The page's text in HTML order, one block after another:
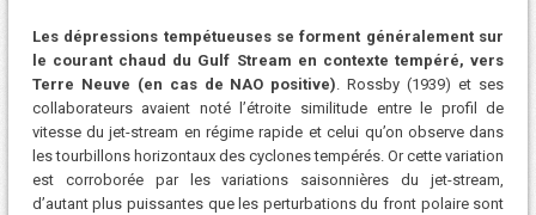
Les dépressions tempétueuses se forment généralement sur
le courant chaud du Gulf Stream en contexte tempéré, vers
Terre Neuve (en cas de NAO positive). Rossby (1939) et ses
collaborateurs avaient noté l’étroite similitude entre le profil de
vitesse du jet-stream en régime rapide et celui qu’on observe dans
les tourbillons horizontaux des cyclones tempérés. Or cette variation
est corroborée par les variations saisonnières du jet-stream,
d’autant plus puissantes que les perturbations du front polaire sont